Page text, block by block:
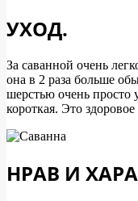
УХОД.
За саванной очень
она в 2 раза больше
шерстью очень просто
короткая. Это
НРАВ И